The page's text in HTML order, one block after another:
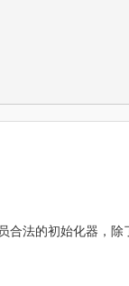
合法的初始化器，除